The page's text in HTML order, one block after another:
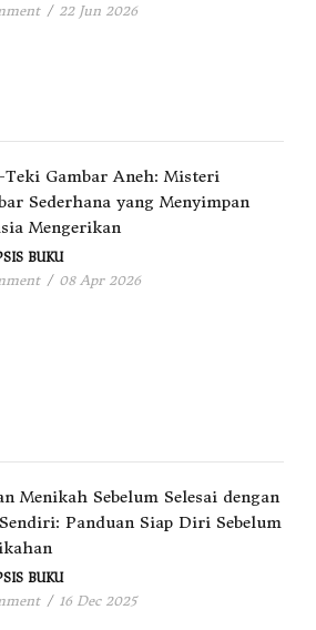
/ 22 Jun 2026
Teki Gambar Aneh: Misteri
Sederhana yang Menyimpan
Mengerikan
BUKU
/ 08 Apr 2026
Menikah Sebelum Selesai dengan
Panduan Siap Diri Sebelum
BUKU
/ 16 Dec 2025